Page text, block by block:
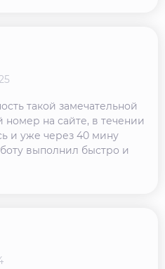
такой замечательной
на сайте, в течении
и уже через 40 мину
выполнил быстро и